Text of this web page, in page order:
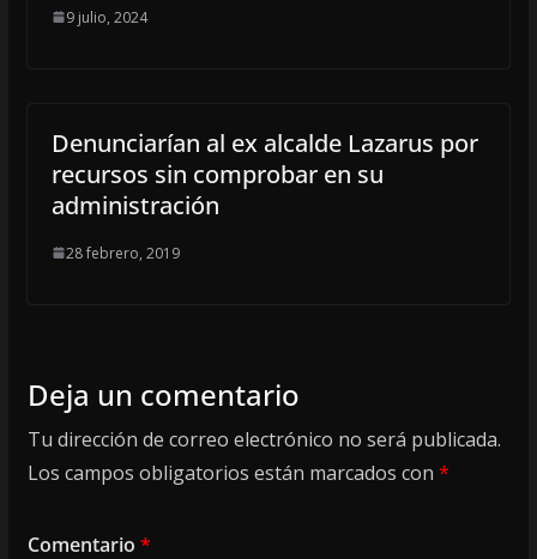
9 julio, 2024
Denunciarían al ex alcalde Lazarus por
recursos sin comprobar en su
administración
28 febrero, 2019
Deja un comentario
Tu dirección de correo electrónico no será publicada.
Los campos obligatorios están marcados con *
Comentario *